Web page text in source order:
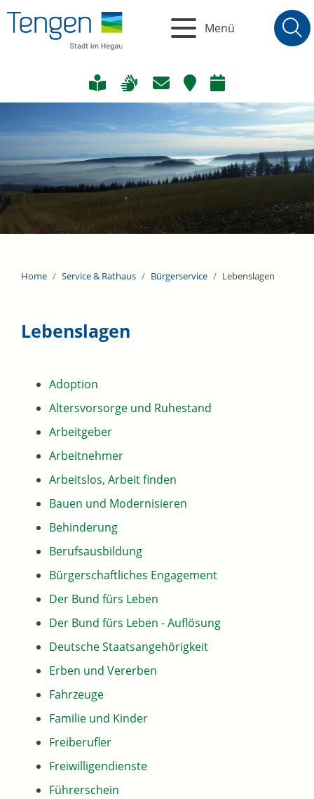
Menü
Home Service & Rathaus Bürgerservice Lebenslagen
Lebenslagen
Adoption
Altersvorsorge und Ruhestand
Arbeitgeber
Arbeitnehmer
Arbeitslos, Arbeit finden
Bauen und Modernisieren
Behinderung
Berufsausbildung
Bürgerschaftliches Engagement
Der Bund fürs Leben
Der Bund fürs Leben - Auflösung
Deutsche Staatsangehörigkeit
Erben und Vererben
Fahrzeuge
Familie und Kinder
Freiberufler
Freiwilligendienste
Führerschein